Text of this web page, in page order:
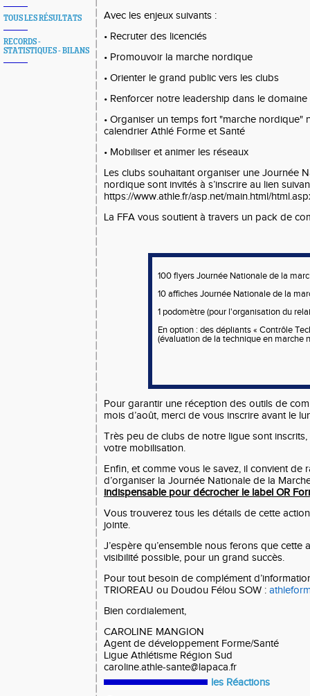
TOUS LES RÉSULTATS
RECORDS -
STATISTIQUES - BILANS
Avec les enjeux suivants :
• Recruter des licenciés
• Promouvoir la marche nordique
• Orienter le grand public vers les clubs
• Renforcer notre leadership dans le
• Organiser un temps fort "marche nordique"
calendrier Athlé Forme et Santé
• Mobiliser et animer les réseaux
Les clubs souhaitant organiser une Journée
nordique sont invités à s’inscrire au lien
https://www.athle.fr/asp.net/main.html/
La FFA vous soutient à travers un pack de
100 flyers Journée Nationale de la
10 affiches Journée Nationale de la
1 podomètre (pour l'organisation du
En option : des dépliants « Contrôle
(évaluation de la technique en marche
Pour garantir une réception des outils de
mois d’août, merci de vous inscrire avant le
Très peu de clubs de notre ligue sont
votre mobilisation.
Enfin, et comme vous le savez, il convient de
d’organiser la Journée Nationale de la
indispensable pour décrocher le label OR
Vous trouverez tous les détails de cette
jointe.
J’espère qu’ensemble nous ferons que cette
visibilité possible, pour un grand succès.
Pour tout besoin de complément
TRIOREAU ou Doudou Félou SOW :
Bien cordialement,
CAROLINE MANGION
Agent de développement Forme/Santé
Ligue Athlétisme Région Sud
caroline.athle-sante@lapaca.fr
les Réactions